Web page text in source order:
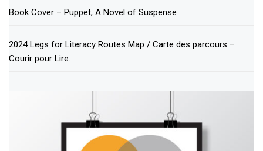
Book Cover – Puppet, A Novel of Suspense
2024 Legs for Literacy Routes Map / Carte des parcours –
Courir pour Lire.